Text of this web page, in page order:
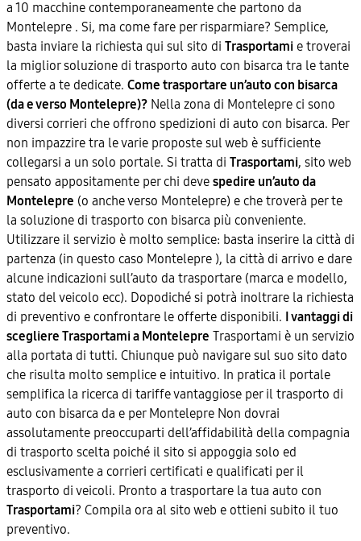
a 10 macchine contemporaneamente che partono da
Montelepre . Si, ma come fare per risparmiare? Semplice,
basta inviare la richiesta qui sul sito di Trasportami e troverai
la miglior soluzione di trasporto auto con bisarca tra le tante
offerte a te dedicate. Come trasportare un’auto con bisarca
(da e verso Montelepre)? Nella zona di Montelepre ci sono
diversi corrieri che offrono spedizioni di auto con bisarca. Per
non impazzire tra le varie proposte sul web è sufficiente
collegarsi a un solo portale. Si tratta di Trasportami, sito web
pensato appositamente per chi deve spedire un’auto da
Montelepre (o anche verso Montelepre) e che troverà per te
la soluzione di trasporto con bisarca più conveniente.
Utilizzare il servizio è molto semplice: basta inserire la città di
partenza (in questo caso Montelepre ), la città di arrivo e dare
alcune indicazioni sull’auto da trasportare (marca e modello,
stato del veicolo ecc). Dopodiché si potrà inoltrare la richiesta
di preventivo e confrontare le offerte disponibili. I vantaggi di
scegliere Trasportami a Montelepre Trasportami è un servizio
alla portata di tutti. Chiunque può navigare sul suo sito dato
che risulta molto semplice e intuitivo. In pratica il portale
semplifica la ricerca di tariffe vantaggiose per il trasporto di
auto con bisarca da e per Montelepre Non dovrai
assolutamente preoccuparti dell’affidabilità della compagnia
di trasporto scelta poiché il sito si appoggia solo ed
esclusivamente a corrieri certificati e qualificati per il
trasporto di veicoli. Pronto a trasportare la tua auto con
Trasportami? Compila ora al sito web e ottieni subito il tuo
preventivo.